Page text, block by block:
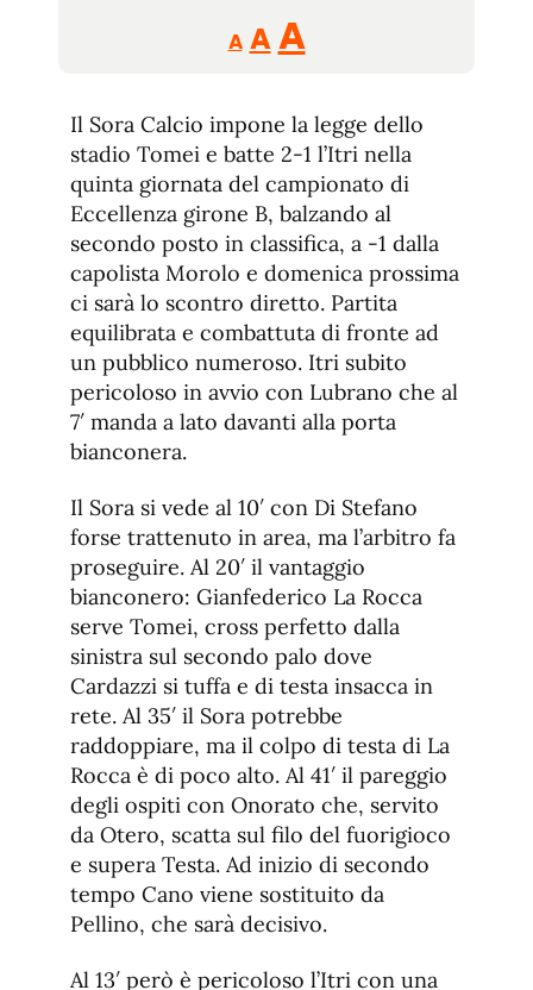
A
Reducir
tamaño
A Restablecer
de
fuente
AAumentar
de
fuente.
Il Sora Calcio impone la legge dello
stadio Tomei e batte 2-1 l’Itri nella
quinta giornata del campionato di
Eccellenza girone B, balzando al
secondo posto in classifica, a -1 dalla
capolista Morolo e domenica prossima
ci sarà lo scontro diretto. Partita
equilibrata e combattuta di fronte ad
un pubblico numeroso. Itri subito
pericoloso in avvio con Lubrano che al
7′ manda a lato davanti alla porta
bianconera.
Il Sora si vede al 10′ con Di Stefano
forse trattenuto in area, ma l’arbitro fa
proseguire. Al 20′ il vantaggio
bianconero: Gianfederico La Rocca
serve Tomei, cross perfetto dalla
sinistra sul secondo palo dove
Cardazzi si tuffa e di testa insacca in
rete. Al 35′ il Sora potrebbe
raddoppiare, ma il colpo di testa di La
Rocca è di poco alto. Al 41′ il pareggio
degli ospiti con Onorato che, servito
da Otero, scatta sul filo del fuorigioco
e supera Testa. Ad inizio di secondo
tempo Cano viene sostituito da
Pellino, che sarà decisivo.
Al 13′ però è pericoloso l’Itri con una